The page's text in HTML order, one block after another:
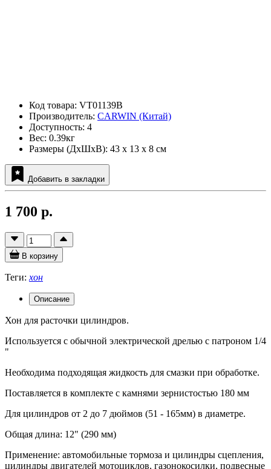
Код товара: VT01139B
Производитель: CARWIN (Китай)
Доступность: 4
Вес: 0.39кг
Размеры (ДxШxВ): 43 x 13 x 8 см
Добавить в закладки
1 700 р.
В корзину
Теги: хон
Описание
Хон для расточки цилиндров.
Используется с обычной электрической дрелью с патроном 1/4
"
Необходима подходящая жидкость для смазки при обработке.
Поставляется в комплекте с камнями зернистостью 180 мм
Для цилиндров от 2 до 7 дюймов (51 - 165мм) в диаметре.
Общая длина: 12" (290 мм)
Применение: автомобильные тормоза и цилиндры сцепления,
цилиндры двигателей мотоциклов, газонокосилки, подвесные